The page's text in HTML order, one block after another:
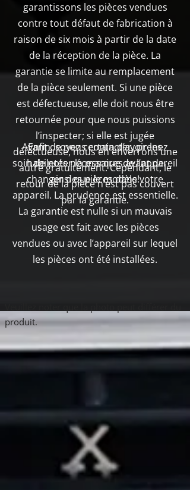
garantissons les pièces vendues
contre tout défaut de fabrication à
raison de six mois à partir de la date
de la réception de la pièce. La
garantie se limite au remplacement
de la pièce seulement. Si une pièce
est défectueuse, elle doit nous être
retournée pour que nous puissions
l’inspecter; si elle est jugée
défectueuse, nous en enverrons une
autre gratuitement. Cependant, le
retour de la pièce n’est pas couvert
par la garantie.
Enfin, soyez certain d’avoir les
habiletés nécessaires avant de
changer des pièces dans votre
appareil. La prudence est essentielle.
La garantie est nulle si un mauvais
usage est fait avec les pièces
vendues ou avec l’appareil sur lequel
les pièces ont été installées.
Avant de nous contacter, prenez
soin de noter la marque de l’appareil
ainsi que le modèle!
produit.